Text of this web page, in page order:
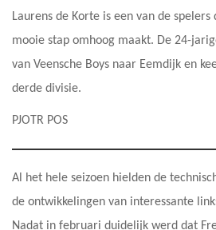
Laurens de Korte is een van de
mooie stap omhoog maakt. De 24-
van Veensche Boys naar Eemdijk en
derde divisie.
PJOTR POS
Al het hele seizoen hielden de
de ontwikkelingen van interessante
Nadat in februari duidelijk werd dat